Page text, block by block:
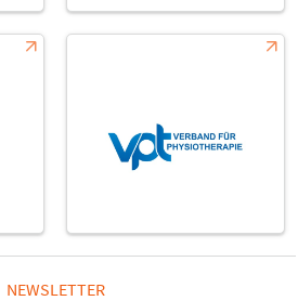
NEWSLETTER